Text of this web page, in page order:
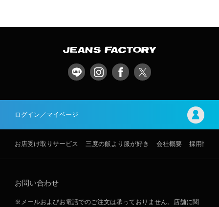
ログイン／マイページ
お店受け取りサービス 三度の飯より服が好き 会社概要 採用情報
お問い合わせ
※メールおよびお電話でのご注文は承っておりません。店舗に関